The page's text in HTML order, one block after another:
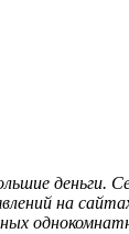
деньги.
на